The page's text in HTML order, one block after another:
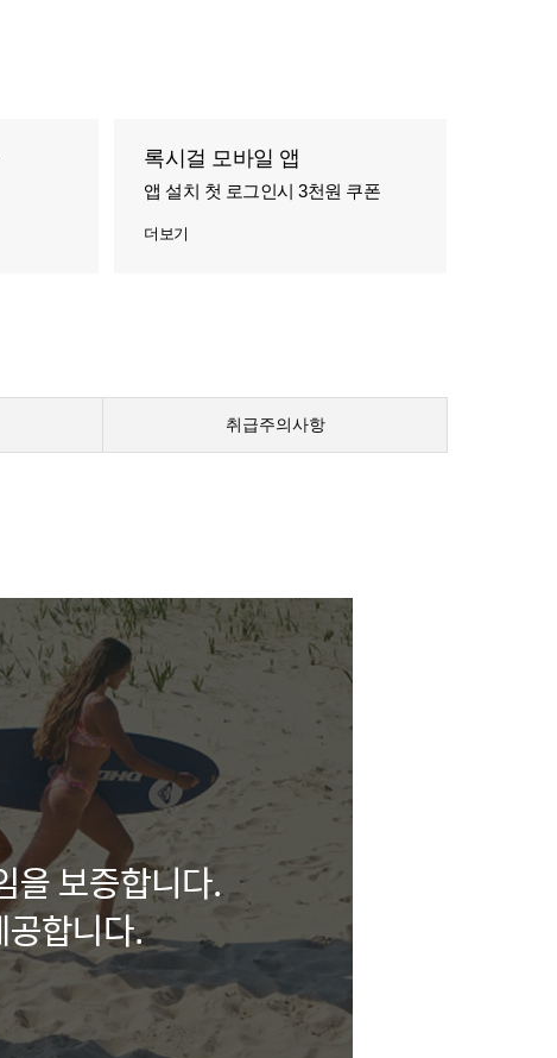
록시걸 모바일 앱
앱 설치 첫 로그인시 3천원 쿠폰
더보기
취급주의사항